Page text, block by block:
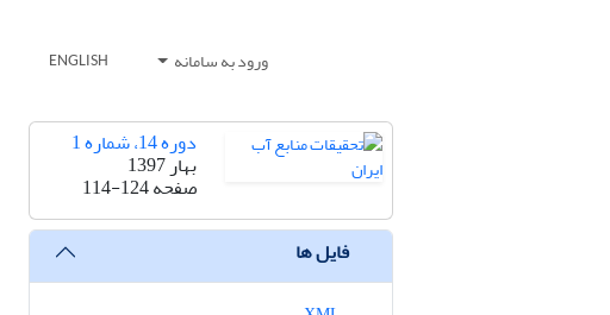
ورود به سامانه ENGLISH
دوره 14، شماره 1
بهار 1397
صفحه114-124
فایل ها